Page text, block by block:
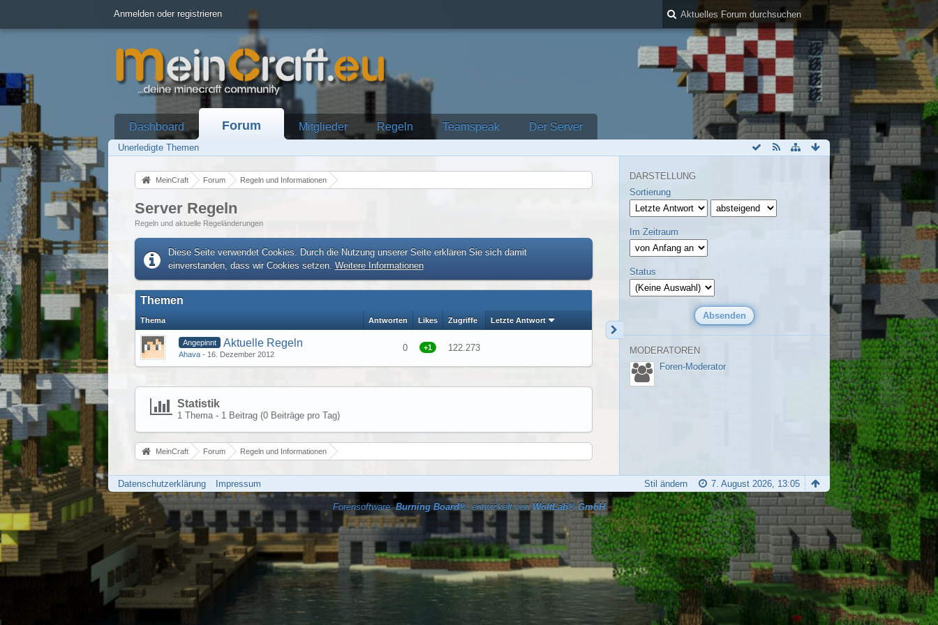
Anmelden oder registrieren
Dashboard Forum Mitglieder Regeln Teamspeak Der Server
Unerledigte Themen
MeinCraft Forum Regeln und Informationen
Server Regeln
Regeln und aktuelle Regeländerungen
Diese Seite verwendet Cookies. Durch die Nutzung unserer Seite erklären Sie sich damit
einverstanden, dass wir Cookies setzen. Weitere Informationen
Themen
Thema Antworten Likes Zugriffe Letzte Antwort
Angepinnt Aktuelle Regeln
Ahava 16. Dezember 2012
0 +1 122.273
Statistik
1 Thema - 1 Beitrag (0 Beiträge pro Tag)
MeinCraft Forum Regeln und Informationen
DARSTELLUNG
Sortierung
Im Zeitraum
Status
MODERATOREN
Foren-Moderator
Datenschutzerklärung Impressum 7. August 2026, 13:05
Stil ändern
Forensoftware:Burning Board®, entwickelt von WoltLab® GmbH